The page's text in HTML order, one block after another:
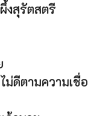
งสุรัตสตรี
ม่ดีตามความเชื่อ